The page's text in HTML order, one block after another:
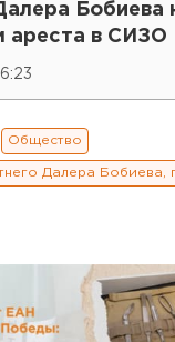
Бобиева
ареста в СИЗО
Общество